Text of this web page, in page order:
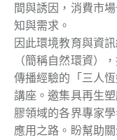
間與誘因，消費市
知與需求。
因此環境教育與資
（簡稱自然環資）
傳播經驗的「三人
講座。邀集具再生
膠領域的各界專家
應用之路。盼幫助